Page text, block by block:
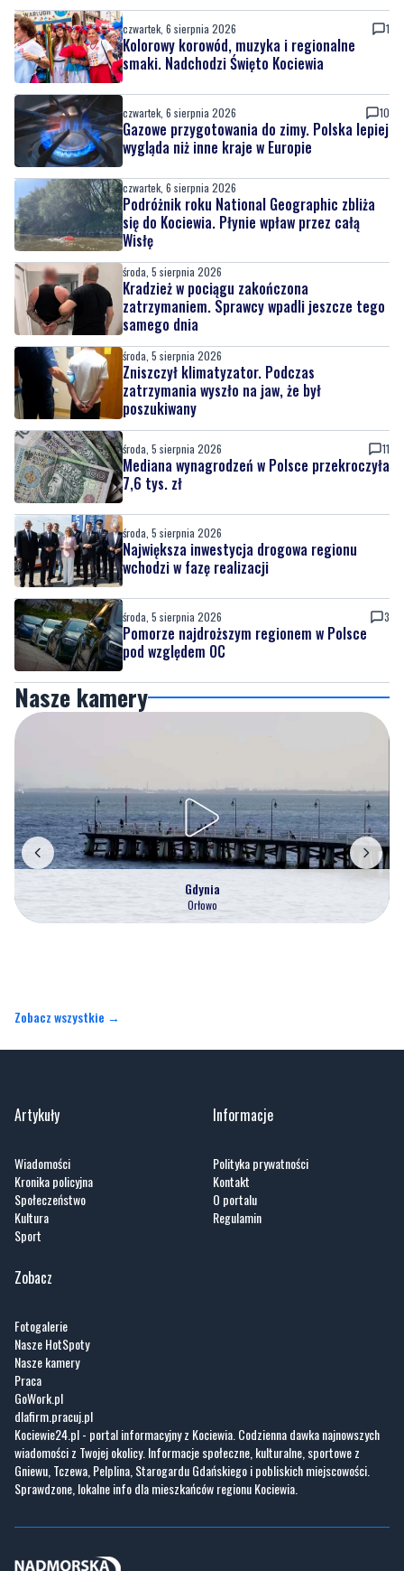
czwartek, 6 sierpnia 2026 1
Kolorowy korowód, muzyka i regionalne
smaki. Nadchodzi Święto Kociewia
czwartek, 6 sierpnia 2026 10
Gazowe przygotowania do zimy. Polska lepiej
wygląda niż inne kraje w Europie
czwartek, 6 sierpnia 2026
Podróżnik roku National Geographic zbliża
się do Kociewia. Płynie wpław przez całą
Wisłę
środa, 5 sierpnia 2026
Kradzież w pociągu zakończona
zatrzymaniem. Sprawcy wpadli jeszcze tego
samego dnia
środa, 5 sierpnia 2026
Zniszczył klimatyzator. Podczas
zatrzymania wyszło na jaw, że był
poszukiwany
środa, 5 sierpnia 2026 11
Mediana wynagrodzeń w Polsce przekroczyła
7,6 tys. zł
środa, 5 sierpnia 2026
Największa inwestycja drogowa regionu
wchodzi w fazę realizacji
środa, 5 sierpnia 2026 3
Pomorze najdroższym regionem w Polsce
pod względem OC
Nasze kamery
Gdynia
Orłowo
Zobacz wszystkie →
Artykuły
Wiadomości
Kronika policyjna
Społeczeństwo
Kultura
Sport
Informacje
Polityka prywatności
Kontakt
O portalu
Regulamin
Zobacz
Fotogalerie
Nasze HotSpoty
Nasze kamery
Praca
GoWork.pl
dlafirm.pracuj.pl
Kociewie24.pl - portal informacyjny z Kociewia. Codzienna dawka najnowszych
wiadomości z Twojej okolicy. Informacje społeczne, kulturalne, sportowe z
Gniewu, Tczewa, Pelplina, Starogardu Gdańskiego i pobliskich miejscowości.
Sprawdzone, lokalne info dla mieszkańców regionu Kociewia.